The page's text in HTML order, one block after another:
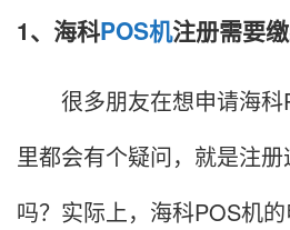
1、海科POS机注册需要
很多朋友在想申请海科
里都会有个疑问，就是注
吗？实际上，海科POS机